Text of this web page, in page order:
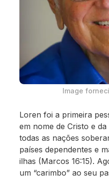
Image
Loren foi a primeira
em nome de Cristo e
todas as nações
países dependentes e
ilhas (Marcos 16:15).
um “carimbo” ao seu